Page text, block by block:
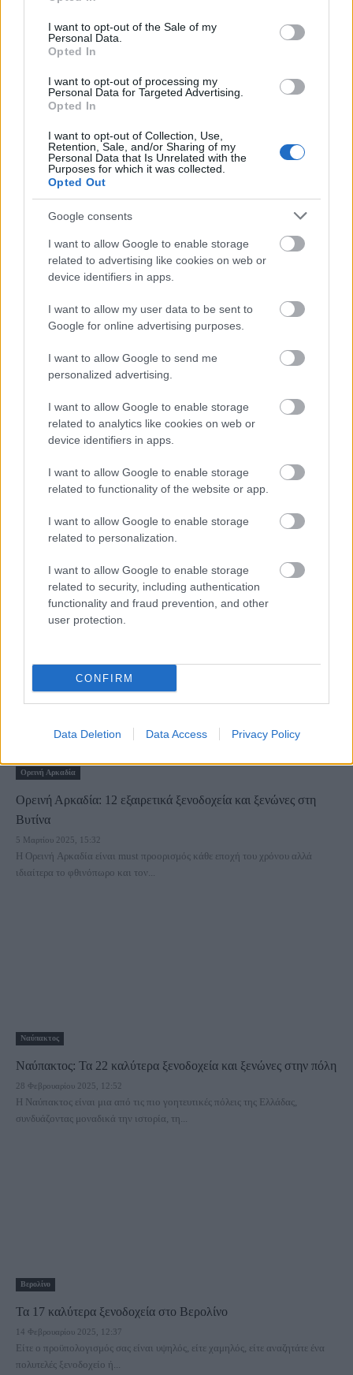
use your data for below specified purposes in below Google
consent section.
I want to opt-out of the Sale of my
Personal Data.
Opted In
I want to opt-out of processing my
Personal Data for Targeted Advertising.
Opted In
I want to opt-out of Collection, Use,
Retention, Sale, and/or Sharing of my
Personal Data that Is Unrelated with the
Purposes for which it was collected.
Opted Out
Google consents
I want to allow Google to enable storage
related to advertising like cookies on web or
device identifiers in apps.
I want to allow my user data to be sent to
Google for online advertising purposes.
I want to allow Google to send me
personalized advertising.
I want to allow Google to enable storage
related to analytics like cookies on web or
device identifiers in apps.
I want to allow Google to enable storage
related to functionality of the website or app.
I want to allow Google to enable storage
related to personalization.
I want to allow Google to enable storage
related to security, including authentication
functionality and fraud prevention, and other
user protection.
CONFIRM
Data Deletion Data Access Privacy Policy
Τα 12 καλύτερα ξενοδοχεία και ξενώνες στην Ελάτη και το
Περτούλι
Η εκπληκτική φυσική οµορφιά τους έχει αναδείξει τα ορεινά χωριά των
Τρικάλων σε ιδανικό προορισµό για όλο το...
Φλωρεντία
14 Μαρτίου 2025, 10:58
Όταν επισκέπτεστε μια πόλη τόσο όμορφη, όπως η Φλωρεντία μια ωραία
Ορεινή Αρκαδία: 13 κορυφαία ξενοδοχεία και ξενώνες στη
7 Μαρτίου 2025, 13:20
Φύση, ιστορία, γραφικότητα, δραστηριότητες, λαχταριστή παραδοσιακή
κουζίνα και χειροποίητα τοπικά προϊόντα συνθέτουν το ακαταμάχητο...
Ορεινή Αρκαδία
Ορεινή Αρκαδία: 12 εξαιρετικά ξενοδοχεία και ξενώνες στη
Βυτίνα
5 Μαρτίου 2025, 15:32
Η Ορεινή Αρκαδία είναι must προορισμός κάθε εποχή του χρόνου αλλά
ιδιαίτερα το φθινόπωρο και τον...
Ναύπακτος
Ναύπακτος: Τα 22 καλύτερα ξενοδοχεία και ξενώνες στην πόλη
28 Φεβρουαρίου 2025, 12:52
Η Ναύπακτος είναι μια από τις πιο γοητευτικές πόλεις της Ελλάδας,
συνδυάζοντας μοναδικά την ιστορία, τη...
Βερολίνο
Τα 17 καλύτερα ξενοδοχεία στο Βερολίνο
14 Φεβρουαρίου 2025, 12:37
Είτε ο προϋπολογισμός σας είναι υψηλός, είτε χαμηλός, είτε αναζητάτε ένα
πολυτελές ξενοδοχείο ή...